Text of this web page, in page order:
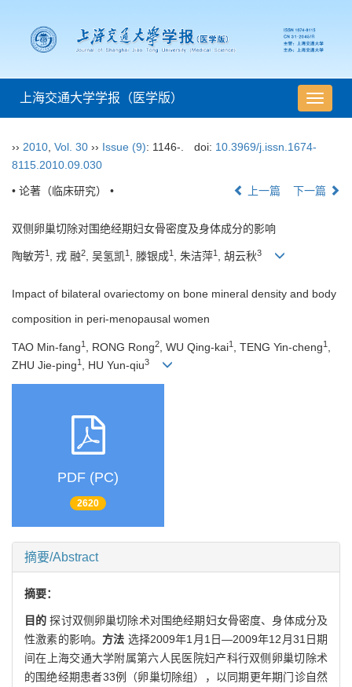
导
航
上海交通大学学报（医学版）
›› 2010 Vol. 30 ›› Issue (9): 1146-. doi: 10.3969/j.issn.1674-
8115.2010.09.030
• 论著（临床研究） • 上一篇 下一篇
双侧卵巢切除对围绝经期妇女骨密度及身体成分的影响
陶敏芳1 , 戎 融2, 吴氢凯1 , 滕银成1 , 朱洁萍1 , 胡云秋3
Impact of bilateral ovariectomy on bone mineral density and body
composition in peri-menopausal women
TAO Min-fang1 , RONG Rong2 , WU Qing-kai1 , TENG Yin-cheng1
ZHU Jie-ping1 , HU Yun-qiu3
PDF (PC)
2620
摘要/Abstract
摘要：
目的探讨双侧卵巢切除术对围绝经期妇女骨密度、身体成分及
性激素的影响。 方法 选择2009年1月1日—2009年12月31日期
间在上海交通大学附属第六人民医院妇产科行双侧卵巢切除术
的围绝经期患者33例（卵巢切除组），以同期更年期门诊自然